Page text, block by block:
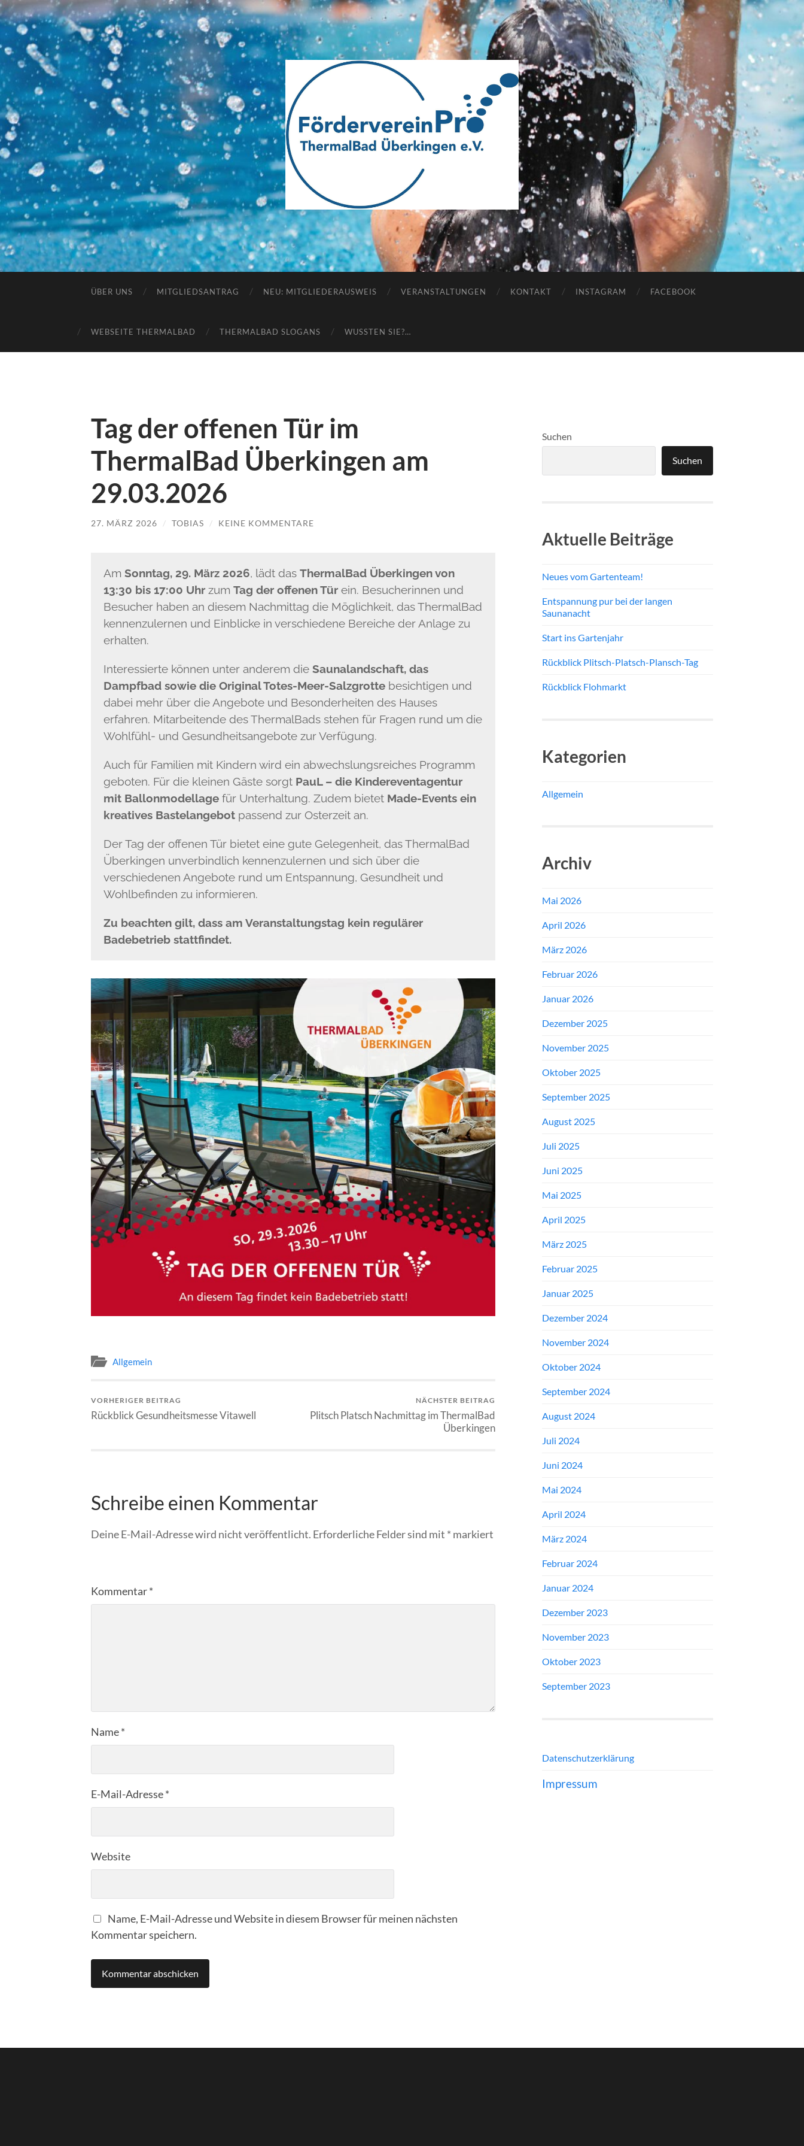
Webseite
des
Fördervereins
Pro
ThermalBad
Überkingen
ÜBER UNS MITGLIEDSANTRAG NEU: MITGLIEDERAUSWEIS VERANSTALTUNGEN KONTAKT INSTAGRAM FACEBOOK
WEBSEITE THERMALBAD THERMALBAD SLOGANS WUSSTEN SIE?…
Tag der offenen Tür im
ThermalBad Überkingen am
29.03.2026
27. MÄRZ 2026 / TOBIAS / KEINE KOMMENTARE
Am Sonntag, 29. März 2026, lädt das ThermalBad Überkingen von
13:30 bis 17:00 Uhrzum Tag der offenen Türein. Besucherinnen und
Besucher haben an diesem Nachmittag die Möglichkeit, das ThermalBad
kennenzulernen und Einblicke in verschiedene Bereiche der Anlage zu
erhalten.
Interessierte können unter anderem die Saunalandschaft, das
Dampfbad sowie die Original Totes-Meer-Salzgrottebesichtigen und
dabei mehr über die Angebote und Besonderheiten des Hauses
erfahren. Mitarbeitende des ThermalBads stehen für Fragen rund um die
Wohlfühl- und Gesundheitsangebote zur Verfügung.
Auch für Familien mit Kindern wird ein abwechslungsreiches Programm
geboten. Für die kleinen Gäste sorgt PauL – die Kindereventagentur
mit Ballonmodellagefür Unterhaltung. Zudem bietet Made-Events ein
kreatives Bastelangebotpassend zur Osterzeit an.
Der Tag der offenen Tür bietet eine gute Gelegenheit, das ThermalBad
Überkingen unverbindlich kennenzulernen und sich über die
verschiedenen Angebote rund um Entspannung, Gesundheit und
Wohlbefinden zu informieren.
Zu beachten gilt, dass am Veranstaltungstag kein regulärer
Badebetrieb stattfindet.
Allgemein
VORHERIGER BEITRAG
Rückblick Gesundheitsmesse Vitawell
NÄCHSTER BEITRAG
Plitsch Platsch Nachmittag im ThermalBad
Überkingen
Schreibe einen Kommentar
Deine E-Mail-Adresse wird nicht veröffentlicht. Erforderliche Felder sind mit * markiert
Kommentar*
Name*
E-Mail-Adresse*
Website
Name, E-Mail-Adresse und Website in diesem Browser für meinen nächsten
Kommentar speichern.
Suchen
Suchen
Aktuelle Beiträge
Neues vom Gartenteam!
Entspannung pur bei der langen
Saunanacht
Start ins Gartenjahr
Rückblick Plitsch-Platsch-Plansch-Tag
Rückblick Flohmarkt
Kategorien
Allgemein
Archiv
Mai 2026
April 2026
März 2026
Februar 2026
Januar 2026
Dezember 2025
November 2025
Oktober 2025
September 2025
August 2025
Juli 2025
Juni 2025
Mai 2025
April 2025
März 2025
Februar 2025
Januar 2025
Dezember 2024
November 2024
Oktober 2024
September 2024
August 2024
Juli 2024
Juni 2024
Mai 2024
April 2024
März 2024
Februar 2024
Januar 2024
Dezember 2023
November 2023
Oktober 2023
September 2023
Datenschutzerklärung
Impressum